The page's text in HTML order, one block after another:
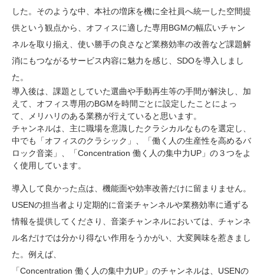
した。そのような中、本社の増床を機に全社員へ統一した空間提
供という観点から、オフィスに適した専用BGMの幅広いチャン
ネルを取り揃え、使い勝手の良さなど業務効率の改善など課題解
消にもつながるサービス内容に魅力を感じ、SDOを導入しまし
た。
導入後は、課題としていた選曲や手動再生等の手間が解決し、加
えて、オフィス専用のBGMを時間ごとに設定したことによっ
て、メリハリのある業務が行えていると思います。
チャンネルは、主に職場を意識したクラシカルなものを選定し、
中でも「オフィスのクラシック」、「働く人の生産性を高めるバ
ロック音楽」、「Concentration 働く人の集中力UP」の３つをよ
く使用しています。
導入して良かった点は、機能面や効率改善だけに留まりません。
USENの担当者より定期的に音楽チャンネルや業務効率に通ずる
情報を提供してくださり、音楽チャンネルにおいては、チャンネ
ル名だけでは分かり得ない作用をうかがい、大変興味を惹きまし
た。例えば、
「Concentration 働く人の集中力UP」のチャンネルは、USENの